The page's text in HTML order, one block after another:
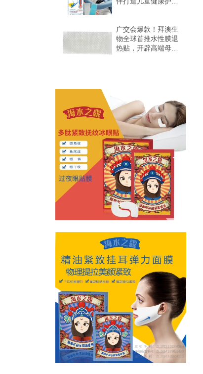
理蓝海
广交会爆款！拜澳生
物全球首推水性膜退
热贴，开辟高端母婴